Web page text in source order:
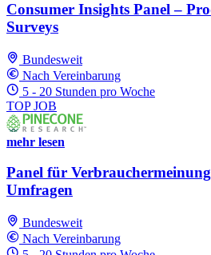
Consumer Insights Panel –
Surveys
Bundesweit
Nach Vereinbarung
5 - 20 Stunden pro Woche
TOP JOB
mehr lesen
Panel für
Umfragen
Bundesweit
Nach Vereinbarung